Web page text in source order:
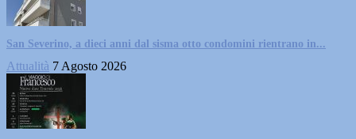
San Severino, a dieci anni dal sisma otto condomini rientrano in...
Attualità 7 Agosto 2026